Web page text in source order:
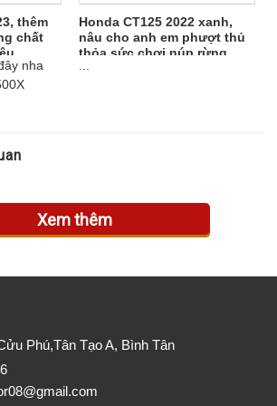
số mượt mà và chính xác hơn.
Thiết bị đo đạc sẵn sàng cho
cuộc phiêu lưu, bạn cần một cụm
tin rõ ràng và ngắn gọn. CB500X
thêm
chất
nha
Honda CT125 2022 xanh,
nâu cho anh em phượt thủ
thỏa sức chơi núp rừng
...
Xem thêm
Phú,Tân Tạo A, Bình Tân